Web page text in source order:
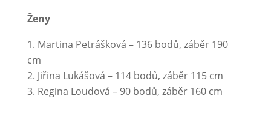
Ženy
Martina Petrášková – 136 bodů, záběr 190
cm
Jiřina Lukášová – 114 bodů, záběr 115 cm
Regina Loudová – 90 bodů, záběr 160 cm